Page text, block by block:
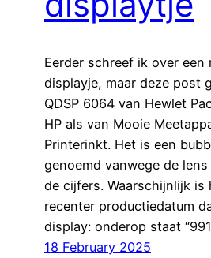
Eerder schreef ik over een
displayje, maar deze post
QDSP 6064 van Hewlet
HP als van Mooie
Printerinkt. Het is een
genoemd vanwege de lens
de cijfers. Waarschijnlijk is
recenter productiedatum
display: onderop staat
18 February 2025